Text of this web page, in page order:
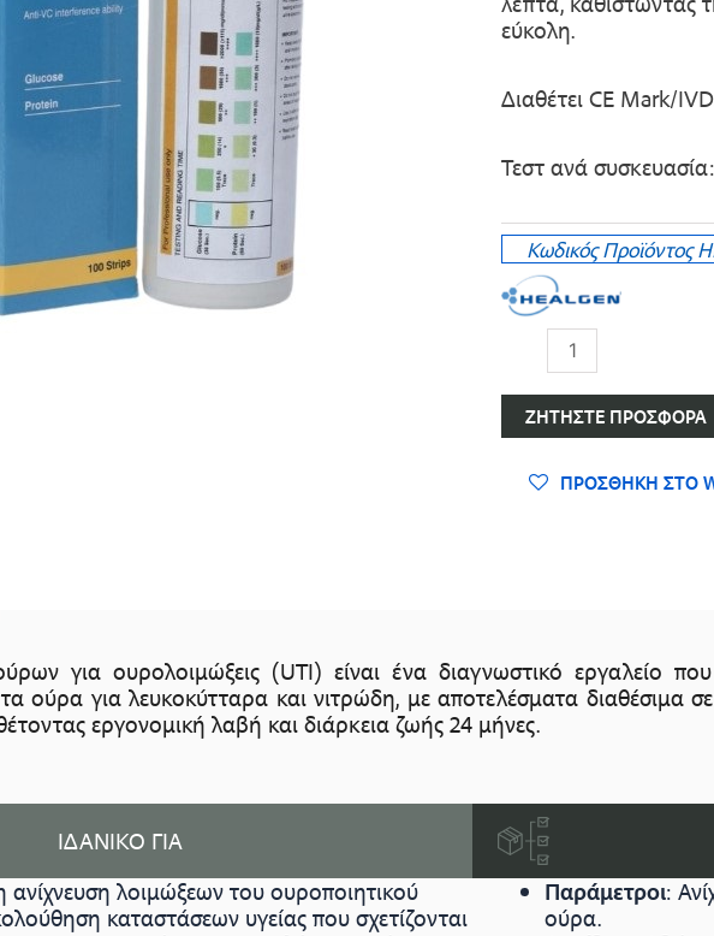
εύκολη.
Διαθέτει CE Mark/
Τεστ ανά
Κωδικός Προϊόντος
Ούρων
για
Λοιμώξεις
του
Ουροποιητικού
(UTI)
ΖΗΤΉΣΤΕ ΠΡΟΣΦΟΡΆ
ΠΡΟΣΘΉΚΗ ΣΤΟ
για ουρολοιμώξεις (UTI) είναι ένα διαγνωστικό εργαλείο
ούρα για λευκοκύτταρα και νιτρώδη, με αποτελέσματα διαθέσιμα
εργονομική λαβή και διάρκεια ζωής 24 μήνες.
ΙΔΑΝΙΚΟ ΓΙΑ
ανίχνευση λοιμώξεων του ουροποιητικού
καταστάσεων υγείας που σχετίζονται
Παράμετροι:
ούρα.